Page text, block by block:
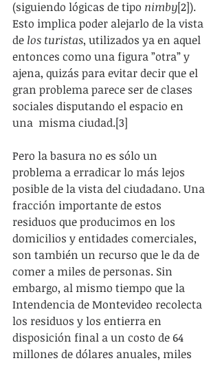
(siguiendo lógicas de tipo nimby[2]).
Esto implica poder alejarlo de la vista
de los turistas, utilizados ya en aquel
entonces como una figura ”otra” y
ajena, quizás para evitar decir que el
gran problema parece ser de clases
sociales disputando el espacio en
una  misma ciudad.[3]
Pero la basura no es sólo un
problema a erradicar lo más lejos
posible de la vista del ciudadano. Una
fracción importante de estos
residuos que producimos en los
domicilios y entidades comerciales,
son también un recurso que le da de
comer a miles de personas. Sin
embargo, al mismo tiempo que la
Intendencia de Montevideo recolecta
los residuos y los entierra en
disposición final a un costo de 64
millones de dólares anuales, miles